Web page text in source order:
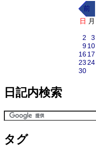
前
日 月
2
3
910
1617
23 24
30
日記内検索
タグ